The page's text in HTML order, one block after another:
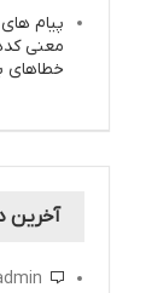
پیام های
معنی
خطاهای
آخرین